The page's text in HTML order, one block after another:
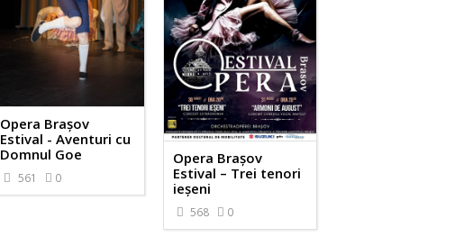
Opera Brașov
Estival - Aventuri cu
Domnul Goe
561 0
Opera Brașov
Estival – Trei tenori
ieșeni
568 0